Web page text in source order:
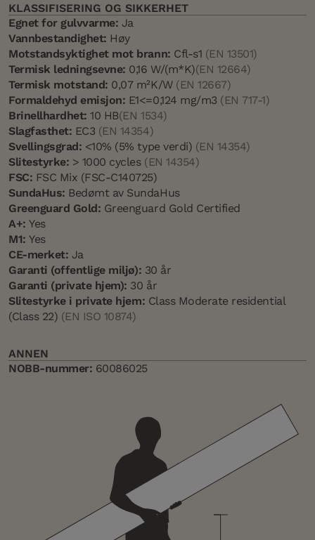
KLASSIFISERING OG SIKKERHET
Egnet for gulvvarme: Ja
Vannbestandighet: Høy
Motstandsyktighet mot brann: Cfl-s1 (EN 13501)
Termisk ledningsevne: 0,16 W/(m*K)(EN 12664)
Termisk motstand: 0,07 m²K/W (EN 12667)
Formaldehyd emisjon: E1<=0,124 mg/m3 (EN 717-1)
Brinellhardhet: 10 HB(EN 1534)
Slagfasthet: EC3 (EN 14354)
Svellingsgrad: <10% (5% type verdi) (EN 14354)
Slitestyrke: > 1000 cycles (EN 14354)
FSC: FSC Mix (FSC-C140725)
SundaHus: Bedømt av SundaHus
Greenguard Gold: Greenguard Gold Certified
A+: Yes
M1: Yes
CE-merket: Ja
Garanti (offentlige miljø): 30 år
Garanti (private hjem): 30 år
Slitestyrke i private hjem: Class Moderate residential
(Class 22) (EN ISO 10874)
ANNEN
NOBB-nummer: 60086025